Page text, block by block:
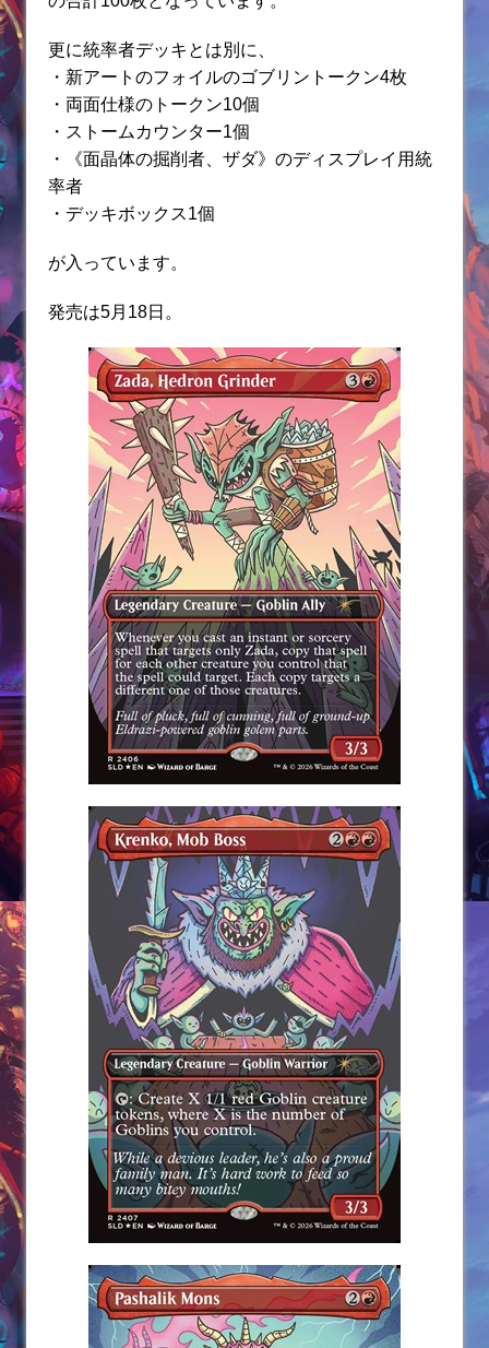
更に統率者デッキとは別に、
・新アートのフォイルのゴブリントークン4枚
・両面仕様のトークン10個
・ストームカウンター1個
・《面晶体の掘削者、ザダ》のディスプレイ用統
率者
・デッキボックス1個
が入っています。
発売は5月18日。